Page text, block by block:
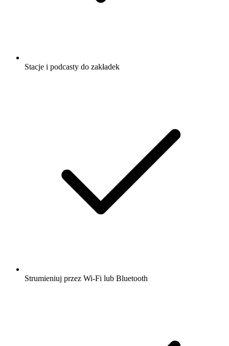
Stacje i podcasty do zakładek
Strumieniuj przez Wi-Fi lub Bluetooth